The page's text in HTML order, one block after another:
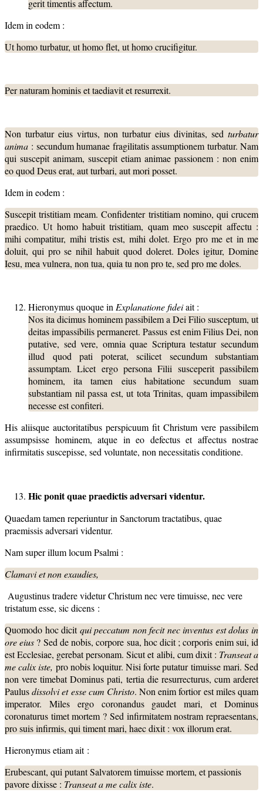
gerit timentis affectum.
Idem in eodem :
Ut homo turbatur, ut homo flet, ut homo crucifigitur.
Per naturam hominis et taediavit et resurrexit.
Non turbatur eius virtus, non turbatur eius divinitas, sed turbatur
anima : secundum humanae fragilitatis assumptionem turbatur. Nam
qui suscepit animam, suscepit etiam animae passionem : non enim
eo quod Deus erat, aut turbari, aut mori posset.
Idem in eodem :
Suscepit tristitiam meam. Confidenter tristitiam nomino, qui crucem
praedico. Ut homo habuit tristitiam, quam meo suscepit affectu :
mihi compatitur, mihi tristis est, mihi dolet. Ergo pro me et in me
doluit, qui pro se nihil habuit quod doleret. Doles igitur, Domine
Iesu, mea vulnera, non tua, quia tu non pro te, sed pro me doles.
Hieronymus quoque in Explanatione fideiait :
Nos ita dicimus hominem passibilem a Dei Filio susceptum, ut
deitas impassibilis permaneret. Passus est enim Filius Dei, non
putative, sed vere, omnia quae Scriptura testatur secundum
illud quod pati poterat, scilicet secundum substantiam
assumptam. Licet ergo persona Filii susceperit passibilem
hominem, ita tamen eius habitatione secundum suam
substantiam nil passa est, ut tota Trinitas, quam impassibilem
necesse est confiteri.
His aliisque auctoritatibus perspicuum fit Christum vere passibilem
assumpsisse hominem, atque in eo defectus et affectus nostrae
infirmitatis suscepisse, sed voluntate, non necessitatis conditione.
Hic ponit quae praedictis adversari videntur.
Quaedam tamen reperiuntur in Sanctorum tractatibus, quae
praemissis adversari videntur.
Nam super illum locum Psalmi :
Clamavi et non exaudies,
Augustinus tradere videtur Christum nec vere timuisse, nec vere
tristatum esse, sic dicens :
Quomodo hoc dicitqui peccatum non fecit nec inventus est dolus in
ore eius ? Sed de nobis, corpore sua, hoc dicit ; corporis enim sui, id
est Ecclesiae, gerebat personam. Sicut et alibi, cum dixit : Transeat a
me calix iste, pro nobis loquitur. Nisi forte putatur timuisse mari. Sed
non vere timebat Dominus pati, tertia die resurrecturus, cum arderet
Paulusdissolvi et esse cum Christo. Non enim fortior est miles quam
imperator. Miles ergo coronandus gaudet mari, et Dominus
coronaturus timet mortem ? Sed infirmitatem nostram repraesentans,
pro suis infirmis, qui timent mari, haec dixit : vox illorum erat.
Hieronymus etiam ait :
Erubescant, qui putant Salvatorem timuisse mortem, et passionis
pavore dixisse : Transeat a me calix iste.